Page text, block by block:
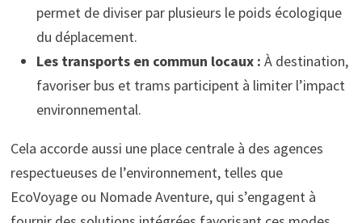
permet de diviser par plusieurs le poids écologique
du déplacement.
Les transports en commun locaux : À destination,
favoriser bus et trams participent à limiter l’impact
environnemental.
Cela accorde aussi une place centrale à des agences
respectueuses de l’environnement, telles que
EcoVoyage ou Nomade Aventure, qui s’engagent à